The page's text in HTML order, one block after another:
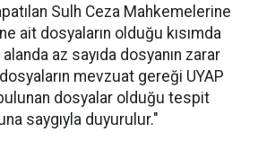
Sulh Ceza Mahkemelerine
ait dosyaların olduğu kısımda
az sayıda dosyanın zarar
mevzuat gereği UYAP
dosyalar olduğu tespit
saygıyla duyurulur."